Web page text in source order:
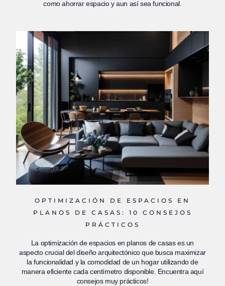
como ahorrar espacio y aun así sea funcional.
OPTIMIZACIÓN DE ESPACIOS EN
PLANOS DE CASAS: 10 CONSEJOS
PRÁCTICOS
La optimización de espacios en planos de casas es un
aspecto crucial del diseño arquitectónico que busca maximizar
la funcionalidad y la comodidad de un hogar utilizando de
manera eficiente cada centímetro disponible. Encuentra aquí
consejos muy prácticos!